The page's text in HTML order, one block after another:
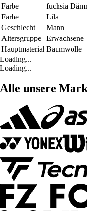
Farbe
fuchsia
Farbe
Lila
Geschlecht
Mann
Altersgruppe
Erwachsene
Hauptmaterial Baumwolle
Loading...
Loading...
Alle unsere